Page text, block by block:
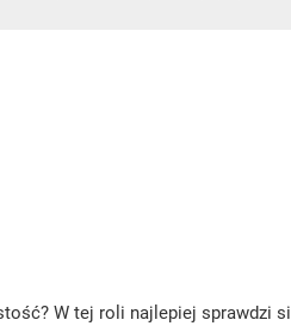
W tej roli najlepiej sprawdzi